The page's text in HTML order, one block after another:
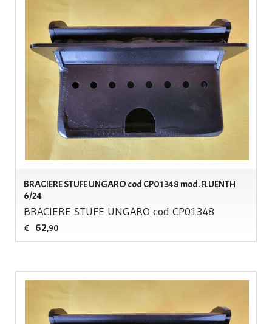
BRACIERE STUFE UNGARO cod CP01348 mod. FLUENTH
6/24
BRACIERE STUFE UNGARO cod CP01348
€ 62,90